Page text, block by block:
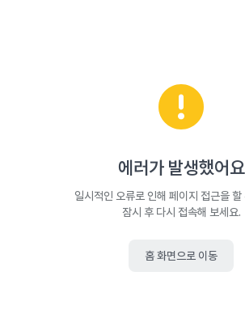
에러가 발생했어요
일시적인 오류로 인해 페이지 접근을 할
잠시 후 다시 접속해 보세요.
홈 화면으로 이동